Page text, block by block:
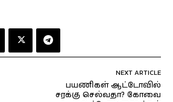
NEXT ARTICLE
பயணிகள் ஆட்டோவில்
சரக்கு செல்வதா? கோவை